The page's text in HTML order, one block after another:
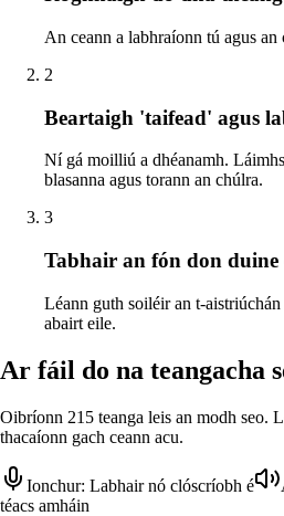
An ceann a labhraíonn tú agus an
2
Beartaigh 'taifead' agus
Ní gá moilliú a dhéanamh.
blasanna agus torann an chúlra.
3
Tabhair an fón don duine
Léann guth soiléir an t-
abairt eile.
Ar fáil do na teangacha
Oibríonn 215 teanga leis an modh seo.
thacaíonn gach ceann acu.
Ionchur: Labhair nó clóscríobh é
téacs amháin